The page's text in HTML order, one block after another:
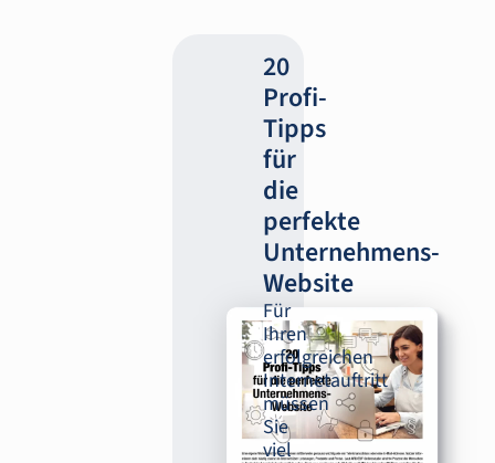
20
Profi-
Tipps
für
die
perfekte
Unternehmens-
Website
Für
Ihren
erfolgreichen
Internetauftritt
müssen
Sie
viel